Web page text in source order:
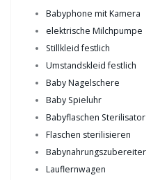
Babyphone mit Kamera
elektrische Milchpumpe
Stillkleid festlich
Umstandskleid festlich
Baby Nagelschere
Baby Spieluhr
Babyflaschen Sterilisator
Flaschen sterilisieren
Babynahrungszubereiter
Lauflernwagen